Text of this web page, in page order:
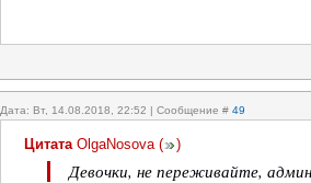
Дата: Вт, 14.08.2018, 22:52 | Сообщение # 49
Цитата OlgaNosova( )
Девочки, не переживайте,